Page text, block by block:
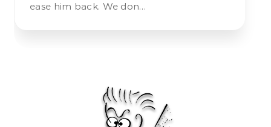
ease him back. We don…